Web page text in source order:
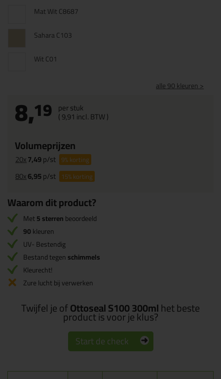
Mat Wit C8687
Sahara C103
Wit C01
alle 90 kleuren >
8,19 per stuk
(9,91 incl. BTW )
Volumeprijzen
20x7,49p/st 9%korting
80x6,95p/st 15%korting
Waarom dit product?
Met5 sterrenbeoordeeld
90kleuren
UV- Bestendig
Bestand tegenschimmels
Kleurecht!
Zure lucht bij verwerken
Twijfel je ofOttoseal S100 300mlhet beste
product is voor je klus?
Start de check